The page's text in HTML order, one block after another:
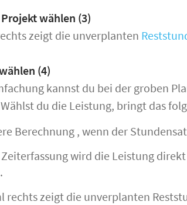
wählen (3)
zeigt die unverplanten
(4)
kannst du bei der groben
du die Leistung, bringt das
Berechnung , wenn der
wird die Leistung
rechts zeigt die unverplanten